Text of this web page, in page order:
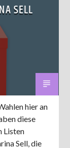
SELL
hier an
diese
Listen
Sell, die